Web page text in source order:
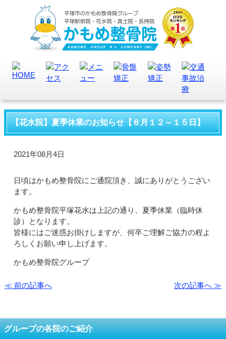
【花水院】夏季休業のお知らせ【８月１２～１５日】
2021年08月4日
日頃はかもめ整骨院にご通院頂き、誠にありがとうござい
ます。
かもめ整骨院平塚花水は上記の通り、夏季休業（臨時休
診）となります。
皆様にはご迷惑お掛けしますが、何卒ご理解ご協力の程よ
ろしくお願い申し上げます。
かもめ整骨院グループ
≪ 前の記事へ 次の記事へ ≫
グループの各院のご紹介